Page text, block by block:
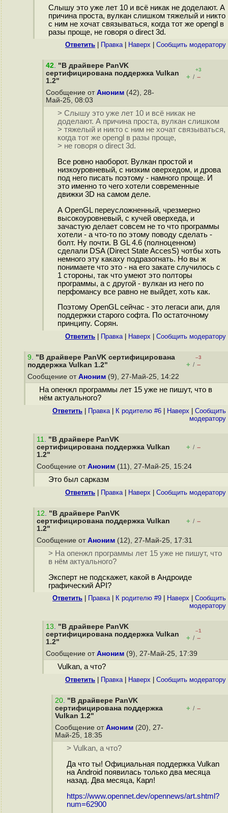
Слышу это уже лет 10 и всё никак не доделают. А
причина проста, вулкан слишком тяжелый и никто
с ним не хочат связываться, когда тот же opengl в
разы проще, не говоря о direct 3d.
Ответить Правка| Наверх Cообщить модератору
42. "В драйвере PanVK
сертифицирована поддержка Vulkan
1.2"
+3
+ / –
Сообщение от Аноним (42), 28-
Май-25, 08:03
> Слышу это уже лет 10 и всё никак не
доделают. А причина проста, вулкан слишком
> тяжелый и никто с ним не хочат связываться,
когда тот же opengl в разы проще,
> не говоря о direct 3d.
Все ровно наоборот. Вулкан простой и
низкоуровневый, с низким оверхедом, и дрова
под него писать поэтому - намного проще. И
это именно то чего хотели современные
движки 3D на самом деле.
А OpenGL переусложненный, чрезмерно
высокоуровневый, с кучей оверхеда, и
зачастую делает совсем не то что программы
хотели - а что-то по этому поводу сделать -
болт. Ну почти. В GL 4.6 (полноценном)
сделали DSA (Direct State AccesS) чотбы хоть
немного эту какаху подразогнать. Но вы ж
понимаете что это - на его закате случилось с
1 стороны, так что умеют это полторы
программы, а с другой - вулкан из него по
перфомансу все равно не выйдет, хоть как.
Поэтому OpenGL сейчас - это легаси апи, для
поддержки старого софта. По остаточному
принципу. Сорян.
Ответить Правка| Наверх Cообщить модератору
9. "В драйвере PanVK сертифицирована
поддержка Vulkan 1.2"
–3
+ / –
Сообщение от Аноним (9), 27-Май-25, 14:22
На опенжл программы лет 15 уже не пишут, что в
нём актуального?
Ответить Правка| К родителю #6 Наверх
Cообщить
модератору
11. "В драйвере PanVK
сертифицирована поддержка Vulkan
1.2"
+ / –
Сообщение от Аноним (11), 27-Май-25, 15:24
Это был сарказм
Ответить Правка| Наверх Cообщить модератору
12. "В драйвере PanVK
сертифицирована поддержка Vulkan
1.2"
+ / –
Сообщение от Аноним (12), 27-Май-25, 17:31
> На опенжл программы лет 15 уже не пишут, что
в нём актуального?
Эксперт не подскажет, какой в Андроиде
графический API?
Ответить Правка| К родителю #9 Наверх
Cообщить
модератору
13. "В драйвере PanVK
сертифицирована поддержка Vulkan
1.2"
–1
+ / –
Сообщение от Аноним (9), 27-Май-25, 17:39
Vulkan, а что?
Ответить Правка| Наверх Cообщить модератору
20. "В драйвере PanVK
сертифицирована поддержка
Vulkan 1.2"
+ / –
Сообщение от Аноним (20), 27-
Май-25, 18:35
> Vulkan, а что?
Да что ты! Официальная поддержка Vulkan
на Android появилась только два месяца
назад. Два месяца, Карл!
https://www.opennet.dev/opennews/art.shtml?
num=62900